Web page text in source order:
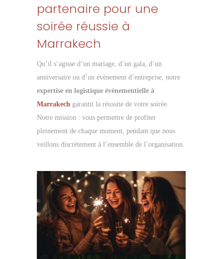
partenaire pour une
soirée réussie à
Marrakech
Qu’il s’agisse d’un mariage, d’un gala, d’un
anniversaire ou d’un événement d’entreprise, notre
expertise en logistique événementielle à
Marrakech garantit la réussite de votre soirée.
Notre mission : vous permettre de profiter
pleinement de chaque moment, pendant que nous
veillons discrètement à l’ensemble de l’organisation.